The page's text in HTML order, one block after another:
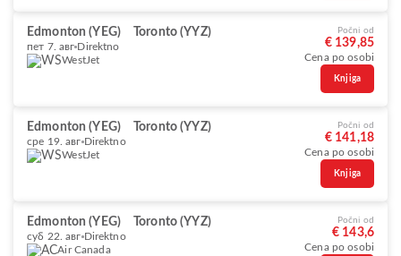
Edmonton (YEG) Toronto (YYZ)
пет 7. авг Direktno
WestJet
Počni od
€ 139,85
Cena po osobi
Knjiga
Edmonton (YEG) Toronto (YYZ)
сре 19. авг Direktno
WestJet
Počni od
€ 141,18
Cena po osobi
Knjiga
Edmonton (YEG) Toronto (YYZ)
суб 22. авг Direktno
Air Canada
Počni od
€ 143,6
Cena po osobi